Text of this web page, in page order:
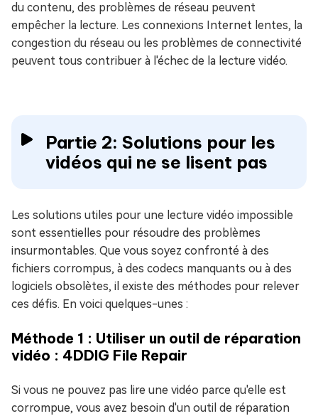
du contenu, des problèmes de réseau peuvent
empêcher la lecture. Les connexions Internet lentes, la
congestion du réseau ou les problèmes de connectivité
peuvent tous contribuer à l'échec de la lecture vidéo.
Partie 2: Solutions pour les
vidéos qui ne se lisent pas
Les solutions utiles pour une lecture vidéo impossible
sont essentielles pour résoudre des problèmes
insurmontables. Que vous soyez confronté à des
fichiers corrompus, à des codecs manquants ou à des
logiciels obsolètes, il existe des méthodes pour relever
ces défis. En voici quelques-unes :
Méthode 1 : Utiliser un outil de réparation
vidéo : 4DDIG File Repair
Si vous ne pouvez pas lire une vidéo parce qu'elle est
corrompue, vous avez besoin d'un outil de réparation